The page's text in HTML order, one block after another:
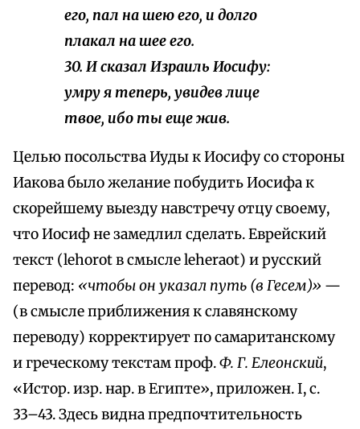
его, пал на шею его, и долго
плакал на шее его.
30. И сказал Израиль Иосифу:
умру я теперь, увидев лице
твое, ибо ты еще жив.
Целью посольства Иуды к Иосифу со стороны
Иакова было желание побудить Иосифа к
скорейшему выезду навстречу отцу своему,
что Иосиф не замедлил сделать. Еврейский
текст (lehorot в смысле leheraot) и русский
перевод: «чтобы он указал путь (в Гесем)» —
(в смысле приближения к славянскому
переводу) корректирует по самаританскому
и греческому текстам проф.Ф. Г. Елеонский,
«Истор. изр. нар. в Египте», приложен. I, с.
33–43. Здесь видна предпочтительность